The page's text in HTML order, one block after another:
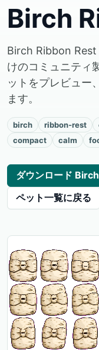
Birch
Birch Ribbon Rest
けのコミュニティ
ットをプレビュー
ます。
birch ribbon-rest
compact
calm
ダウンロード
ペット一覧に戻る